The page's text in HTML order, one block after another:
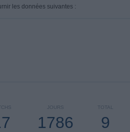
les données suivantes :
TOTAL
9
JOURS
1786